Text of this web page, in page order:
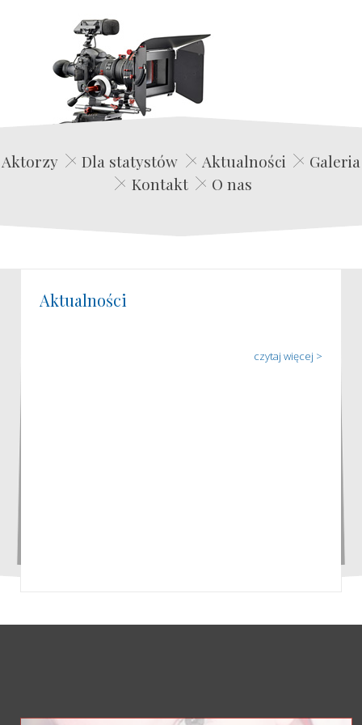
Edwin Film Agencja Aktorska
Aktorzy Dla statystów Aktualności
Galeria
Kontakt
O nas
Aktualności
czytaj więcej >